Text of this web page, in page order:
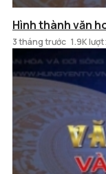
Hình thành văn
3 tháng trước 1.9K